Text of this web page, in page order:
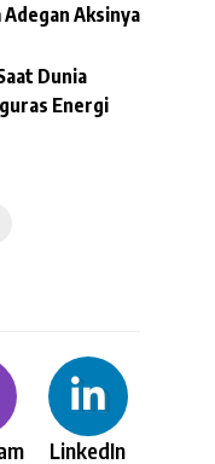
Adegan Aksinya
Dunia
Energi
LinkedIn